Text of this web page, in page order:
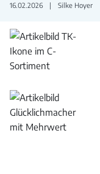
16.02.2026 Silke Hoyer